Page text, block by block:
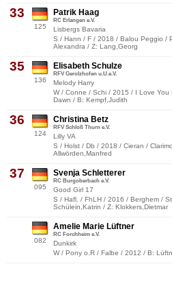
33
125
Patrik Haag
RC Erlangen e.V.
Lisbergs Bavaria
S / Hann / F / 2018 / Balou Peggio /
Alexandra / Z: Lang,Georg
35
136
Elisabeth Schulze
RFV Gerolzhofen u.U.e.V.
Melody Harry
W / Conne / Schi / 2015 / I Love You
Dawn / B: Kempf,Judith
36
124
Christina Betz
RFV Schloß Thurn e.V.
Lilly VA
S / Holst / Db / 2018 / Cieran /
Allwörden,Manfred
37
095
Svenja Schletterer
RC Burgoberbach e.V.
Good Girl 17
S / Hafl. / FhLH / 2016 / Berghem /
Schülein,Katrin / Z: Klokkers,Dietmar
082
Amelie Marie Lüftner
RC Forchheim e.V.
Dunkirk
W / Pony o.R / Falbe / 2012 / B: